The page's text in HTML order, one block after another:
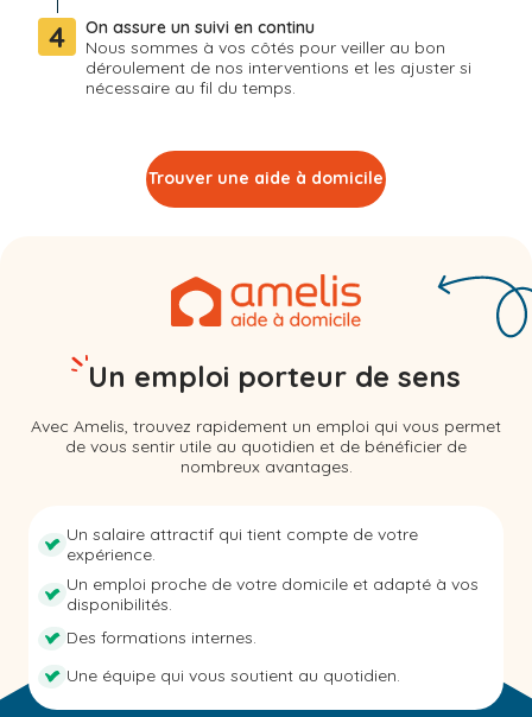
4
On assure un suivi en continu
Nous sommes à vos côtés pour veiller au bon
déroulement de nos interventions et les ajuster si
nécessaire au fil du temps.
Trouver une aide à domicile
Un emploi porteur de sens
Avec Amelis, trouvez rapidement un emploi qui vous permet
de vous sentir utile au quotidien et de bénéficier de
nombreux avantages.
Un salaire attractif qui tient compte de votre
expérience.
Un emploi proche de votre domicile et adapté à vos
disponibilités.
Des formations internes.
Une équipe qui vous soutient au quotidien.